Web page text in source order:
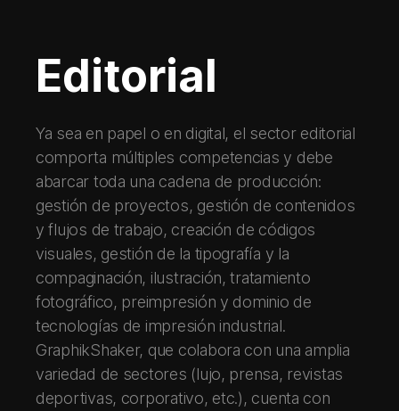
Editorial
Ya sea en papel o en digital, el sector editorial
comporta múltiples competencias y debe
abarcar toda una cadena de producción:
gestión de proyectos, gestión de contenidos
y flujos de trabajo, creación de códigos
visuales, gestión de la tipografía y la
compaginación, ilustración, tratamiento
fotográfico, preimpresión y dominio de
tecnologías de impresión industrial.
GraphikShaker, que colabora con una amplia
variedad de sectores (lujo, prensa, revistas
deportivas, corporativo, etc.), cuenta con